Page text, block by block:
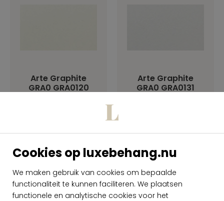
Cookies op luxebehang.nu
We maken gebruik van cookies om bepaalde
functionaliteit te kunnen faciliteren. We plaatsen
functionele en analytische cookies voor het
Arte Graphite
GRA0 GRA0120
Arte Graphite
GRA0 GRA0131